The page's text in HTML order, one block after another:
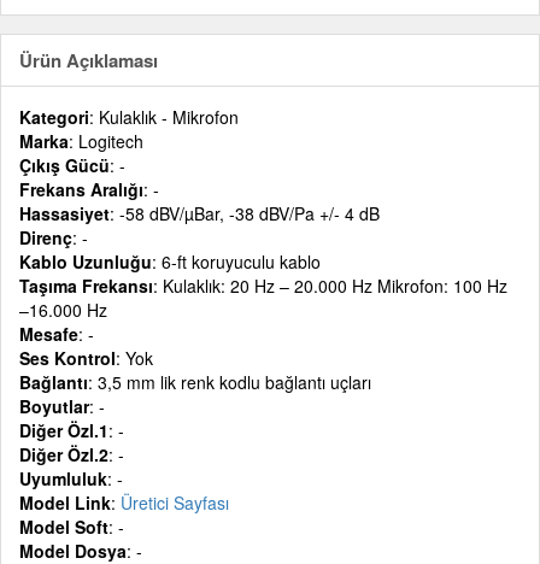
Ürün Açıklaması
Kategori: Kulaklık - Mikrofon
Marka: Logitech
Çıkış Gücü: -
Frekans Aralığı: -
Hassasiyet: -58 dBV/µBar, -38 dBV/Pa +/- 4 dB
Direnç: -
Kablo Uzunluğu: 6-ft koruyuculu kablo
Taşıma Frekansı: Kulaklık: 20 Hz – 20.000 Hz Mikrofon: 100 Hz
–16.000 Hz
Mesafe: -
Ses Kontrol: Yok
Bağlantı: 3,5 mm lik renk kodlu bağlantı uçları
Boyutlar: -
Diğer Özl.1: -
Diğer Özl.2: -
Uyumluluk: -
Model Link: Üretici Sayfası
Model Soft: -
Model Dosya: -